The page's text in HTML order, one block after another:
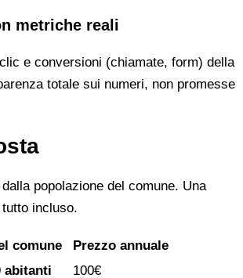
metriche reali
e conversioni (chiamate, form) della
totale sui numeri, non promesse
dalla popolazione del comune. Una
incluso.
comune
Prezzo annuale
abitanti
100€